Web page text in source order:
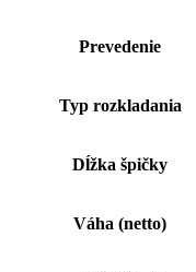
Prevedenie
Typ rozkladania
Dĺžka špičky
Váha (netto)